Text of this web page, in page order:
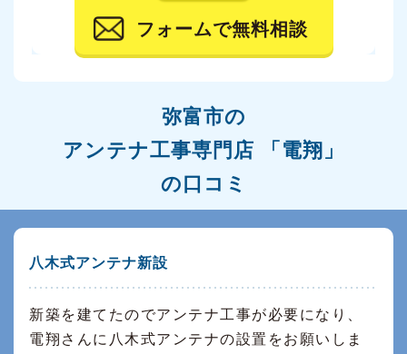
フォームで無料相談
弥富市の
アンテナ工事専門店 「電翔」
の口コミ
八木式アンテナ新設
新築を建てたのでアンテナ工事が必要になり、
電翔さんに八木式アンテナの設置をお願いしま